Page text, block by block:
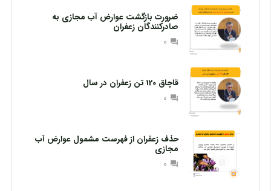
ضرورت بازگشت عوارض آب مجازی به
صادرکنندگان زعفران
question_answer
0
قاچاق 120 تن زعفران در سال
question_answer
0
حذف زعفران از فهرست مشمول عوارض آب
مجازی
question_answer
0